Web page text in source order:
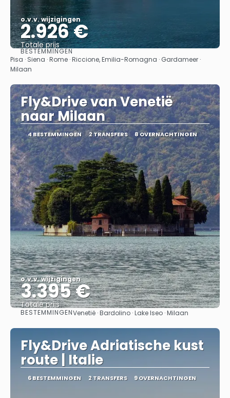
o.v.v. wijzigingen
2.926 €
Totale prijs
Bekijk
BESTEMMINGEN
Pisa · Siena · Rome · Riccione, Emilia-Romagna · Gardameer ·
Milaan
Fly&Drive van Venetië
naar Milaan
4 BESTEMMINGEN 2 TRANSFERS 8 OVERNACHTINGEN
o.v.v. wijzigingen
3.395 €
Totale prijs
Bekijk
BESTEMMINGENVenetië · Bardolino · Lake Iseo · Milaan
Fly&Drive Adriatische kust
route | Italie
6 BESTEMMINGEN 2 TRANSFERS 9 OVERNACHTINGEN